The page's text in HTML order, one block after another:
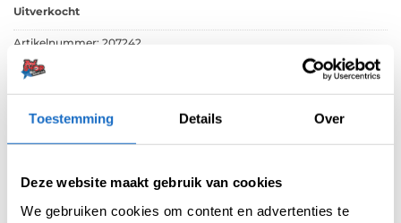
Toestemming Details Over
Deze website maakt gebruik van cookies
We gebruiken cookies om content en advertenties te
Uitverkocht
Artikelnummer: 207242
Categorieën:
Tag:Gary Anderson
Merk:Ultimate Cards